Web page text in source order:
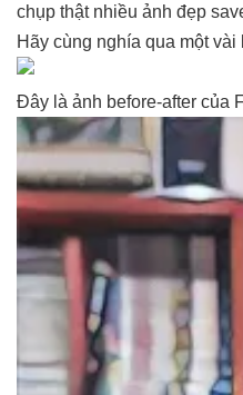
chụp thật nhiều ảnh đẹp
Hãy cùng nghía qua một vài
Đây là ảnh before-after của